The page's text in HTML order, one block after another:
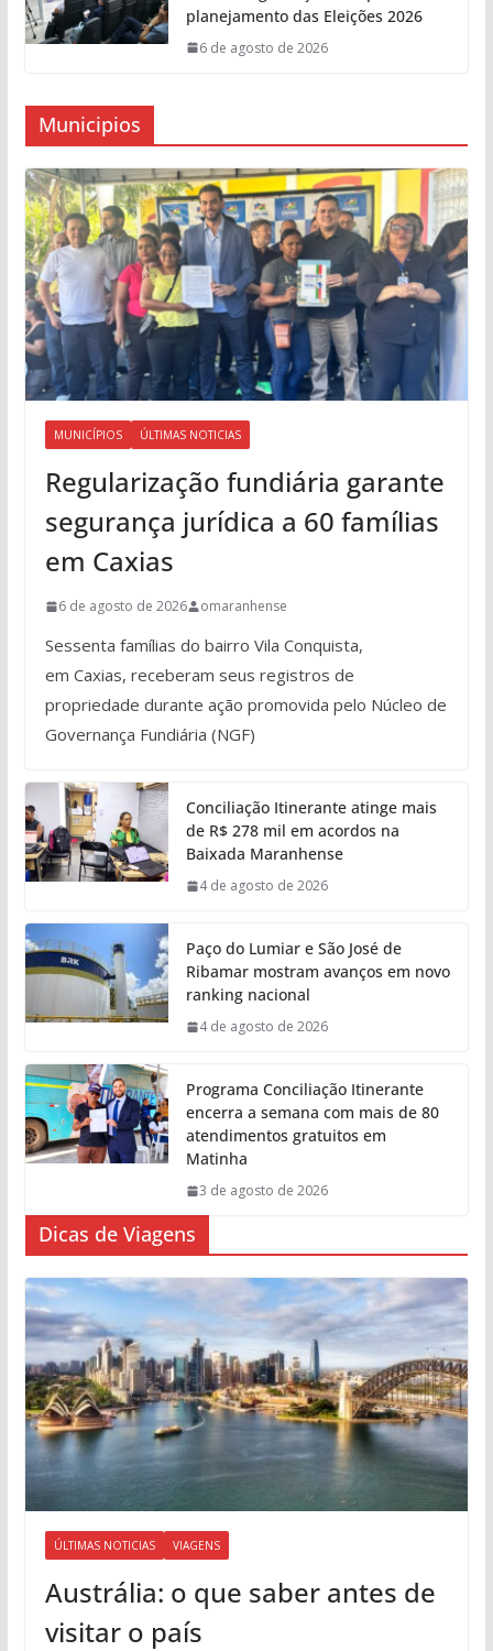
planejamento das Eleições 2026
6 de agosto de 2026
Municipios
MUNICÍPIOS ÚLTIMAS NOTICIAS
Regularização fundiária garante
segurança jurídica a 60 famílias
em Caxias
6 de agosto de 2026 omaranhense
Sessenta famílias do bairro Vila Conquista,
em Caxias, receberam seus registros de
propriedade durante ação promovida pelo Núcleo de
Governança Fundiária (NGF)
Conciliação Itinerante atinge mais
de R$ 278 mil em acordos na
Baixada Maranhense
4 de agosto de 2026
Paço do Lumiar e São José de
Ribamar mostram avanços em novo
ranking nacional
4 de agosto de 2026
Programa Conciliação Itinerante
encerra a semana com mais de 80
atendimentos gratuitos em
Matinha
3 de agosto de 2026
Dicas de Viagens
ÚLTIMAS NOTICIAS VIAGENS
Austrália: o que saber antes de
visitar o país